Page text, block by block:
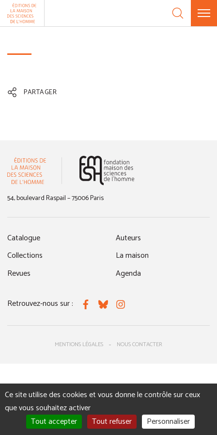
Aller au contenu
PARTAGER
54, boulevard Raspail – 75006 Paris
Catalogue
Collections
Revues
Auteurs
La maison
Agenda
Retrouvez-nous sur : FacebookBlueskyInstagram
MENTIONS LÉGALES NOUS CONTACTER
Panneau de gestion des cookies
Ce site utilise des cookies et vous donne le contrôle sur ceux
que vous souhaitez activer
Tout accepter
Tout refuser Personnaliser